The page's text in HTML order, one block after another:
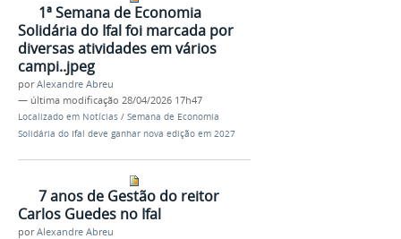
1ª Semana de Economia
Solidária do Ifal foi marcada por
diversas atividades em vários
campi..jpeg
porAlexandre Abreu
— última modificação 28/04/2026 17h47
Localizado em Notícias / Semana de Economia
Solidária do Ifal deve ganhar nova edição em 2027
7 anos de Gestão do reitor
Carlos Guedes no Ifal
porAlexandre Abreu